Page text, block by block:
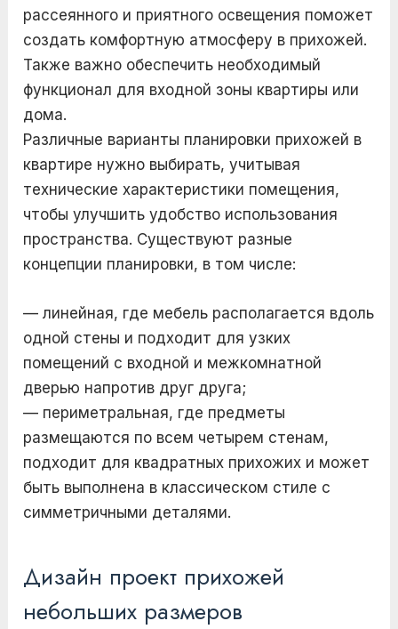
рассеянного и приятного освещения поможет
создать комфортную атмосферу в прихожей.
Также важно обеспечить необходимый
функционал для входной зоны квартиры или
дома.
Различные варианты планировки прихожей в
квартире нужно выбирать, учитывая
технические характеристики помещения,
чтобы улучшить удобство использования
пространства. Существуют разные
концепции планировки, в том числе:
— линейная, где мебель располагается вдоль
одной стены и подходит для узких
помещений с входной и межкомнатной
дверью напротив друг друга;
— периметральная, где предметы
размещаются по всем четырем стенам,
подходит для квадратных прихожих и может
быть выполнена в классическом стиле с
симметричными деталями.
Дизайн проект прихожей
небольших размеров